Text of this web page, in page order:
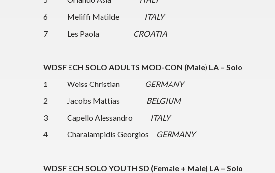
6 Meliffi Matilde
ITALY
7 Les Paola
CROATIA
WDSF ECH SOLO ADULTS MOD-CON (Male) LA – Solo
1 Weiss Christian
GERMANY
2 Jacobs Mattias BELGIUM
3 Capello Alessandro
ITALY
4 Charalampidis Georgios
GERMANY
WDSF ECH SOLO YOUTH SD (Female + Male) LA – Solo